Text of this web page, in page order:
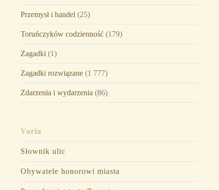
Przemysł i handel(25)
Toruńczyków codzienność(179)
Zagadki(1)
Zagadki rozwiązane(1 777)
Zdarzenia i wydarzenia(86)
Varia
Słownik ulic
Obywatele honorowi miasta